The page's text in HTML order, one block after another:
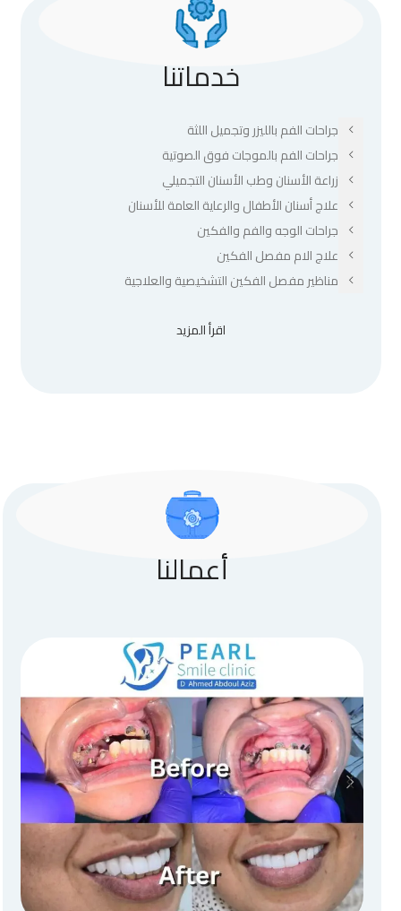
خدماتنا
جراحات الفم بالليزر وتجميل اللثة
جراحات الفم بالموجات فوق الصوتية
زراعة الأسنان وطب الأسنان التجميلي
علاج أسنان الأطفال والرعاية العامة للأسنان
جراحات الوجه والفم والفكين
علاج الام مفصل الفكين
مناظير مفصل الفكين التشخيصية والعلاجية
اقرأ المزيد
أعمالنا